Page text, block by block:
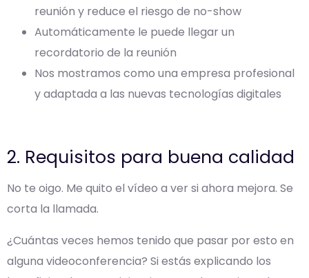
reunión y reduce el riesgo de no-show
Automáticamente le puede llegar un
recordatorio de la reunión
Nos mostramos como una empresa profesional
y adaptada a las nuevas tecnologías digitales
2. Requisitos para buena calidad
No te oigo. Me quito el vídeo a ver si ahora mejora. Se
corta la llamada.
¿Cuántas veces hemos tenido que pasar por esto en
alguna videoconferencia? Si estás explicando los